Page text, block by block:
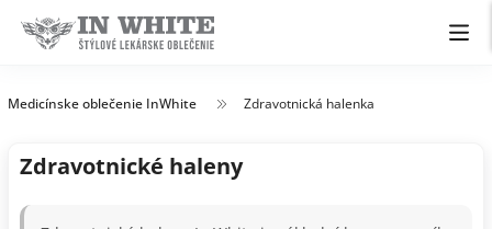
Medicínske oblečenie InWhite Zdravotnická halenka
Zdravotnické haleny